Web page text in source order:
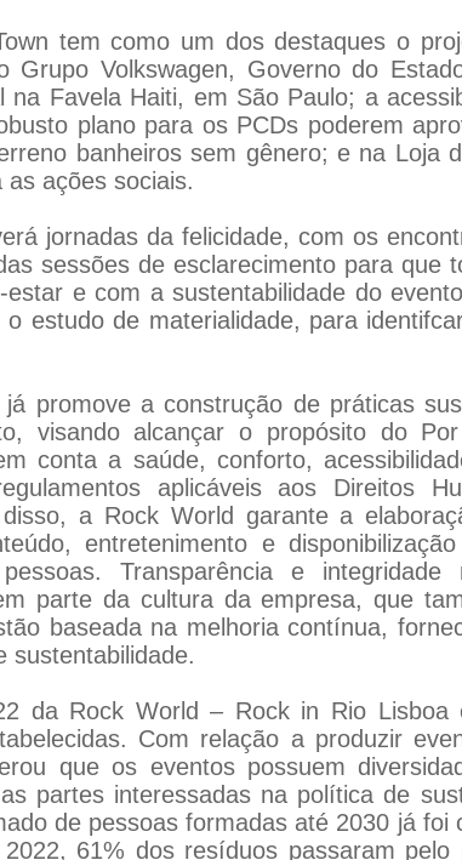
tem como um dos destaques o
Grupo Volkswagen, Governo do
na Favela Haiti, em São Paulo; a
plano para os PCDs poderem
banheiros sem gênero; e na Loja
ações sociais.
jornadas da felicidade, com os
sessões de esclarecimento para que
e com a sustentabilidade do
estudo de materialidade, para
promove a construção de práticas
visando alcançar o propósito do
conta a saúde, conforto,
aplicáveis aos Direitos
a Rock World garante a
entretenimento e
Transparência e integridade
parte da cultura da empresa, que
baseada na melhoria contínua,
sustentabilidade.
da Rock World – Rock in Rio
Com relação a produzir
que os eventos possuem
partes interessadas na política de
de pessoas formadas até 2030 já
61% dos resíduos passaram pelo